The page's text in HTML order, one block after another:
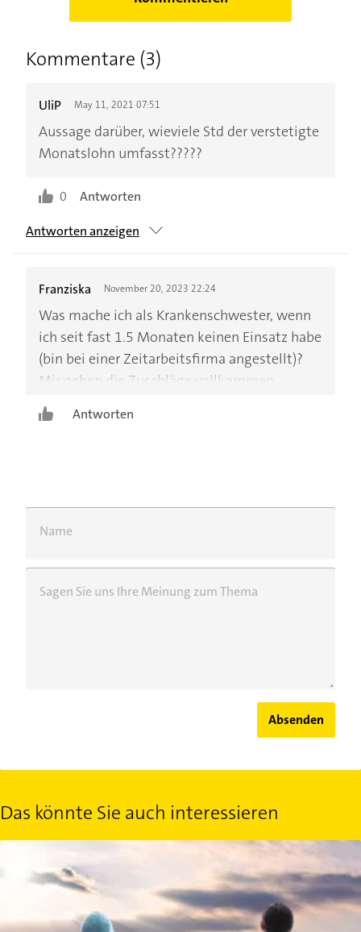
Kommentare (3)
UliP May 11, 2021 07:51
Aussage darüber, wieviele Std der verstetigte
Monatslohn umfasst?????
0 Antworten
Antworten anzeigen
Franziska November 20, 2023 22:24
Was mache ich als Krankenschwester, wenn
ich seit fast 1.5 Monaten keinen Einsatz habe
(bin bei einer Zeitarbeitsfirma angestellt)?
Mir gehen die Zuschläge vollkommen
verloren, das sind 400 Euro pro Monat.
Antworten
Name
Sagen Sie uns Ihre Meinung zum Thema
Absenden
Das könnte Sie auch interessieren
Diese Vorteile hat die Mitgliedschaft in einer Gewerkschaft